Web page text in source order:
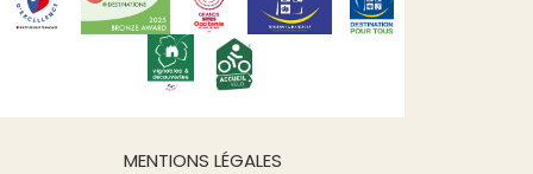
MENTIONS LÉGALES